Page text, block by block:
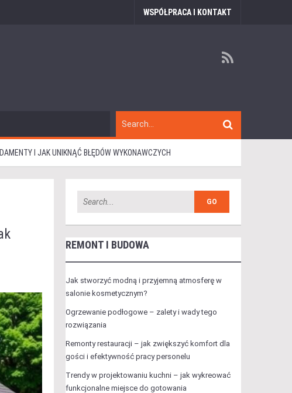
WSPÓŁPRACA I KONTAKT
I JAK UNIKNĄĆ BŁĘDÓW WYKONAWCZYCH
REMONT I BUDOWA
Jak stworzyć modną i przyjemną atmosferę w
salonie kosmetycznym?
Ogrzewanie podłogowe – zalety i wady tego
rozwiązania
Remonty restauracji – jak zwiększyć komfort dla
gości i efektywność pracy personelu
Trendy w projektowaniu kuchni – jak wykreować
funkcjonalne miejsce do gotowania